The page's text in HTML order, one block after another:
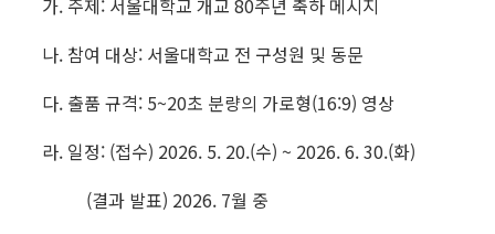
가. 주제: 서울대학교 개교 80주년 축하 메시지
나. 참여 대상: 서울대학교 전 구성원 및 동문
다. 출품 규격: 5~20초 분량의 가로형(16:9) 영상
라. 일정: (접수) 2026. 5. 20.(수) ~ 2026. 6. 30.(화)
(결과 발표) 2026. 7월 중